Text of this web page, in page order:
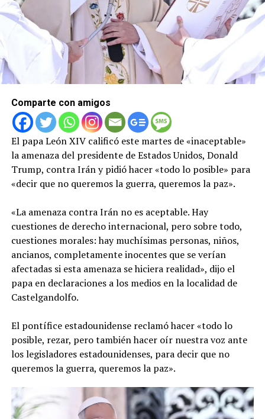
Comparte con amigos
El papa León XIV calificó este martes de «inaceptable»
la amenaza del presidente de Estados Unidos, Donald
Trump, contra Irán y pidió hacer «todo lo posible» para
«decir que no queremos la guerra, queremos la paz».
«La amenaza contra Irán no es aceptable. Hay
cuestiones de derecho internacional, pero sobre todo,
cuestiones morales: hay muchísimas personas, niños,
ancianos, completamente inocentes que se verían
afectadas si esta amenaza se hiciera realidad», dijo el
papa en declaraciones a los medios en la localidad de
Castelgandolfo.
El pontífice estadounidense reclamó hacer «todo lo
posible, rezar, pero también hacer oír nuestra voz ante
los legisladores estadounidenses, para decir que no
queremos la guerra, queremos la paz».